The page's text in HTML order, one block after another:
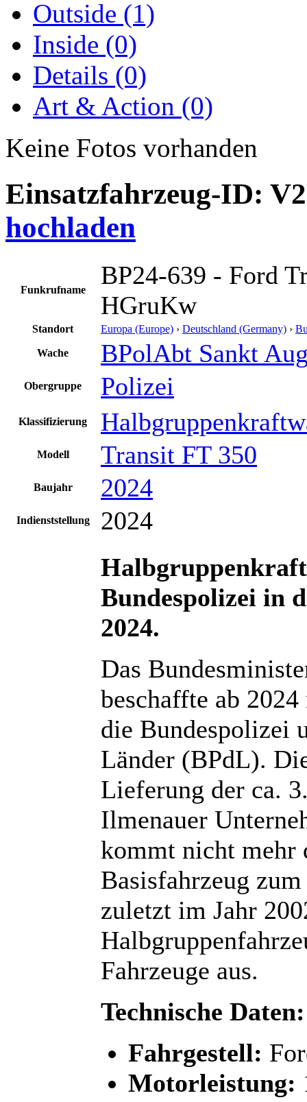
Outside (1)
Inside (0)
Details (0)
Art & Action (0)
Keine Fotos vorhanden
Einsatzfahrzeug-ID:
hochladen
Funkrufname
BP24-639 - Ford
HGruKw
Standort Europa (Europe) › Deutschland (Germany) ›
Wache BPolAbt Sankt
Obergruppe Polizei
Klassifizierung
Modell Transit FT 350
Baujahr 2024
Indienststellung
2024
Bundespolizei in
2024.
Das
beschaffte ab
die Bundespolizei
Länder (BPdL).
Lieferung der ca.
Ilmenauer
kommt nicht mehr
Basisfahrzeug
zuletzt im Jahr
Fahrzeuge aus.
Technische Daten:
Fahrgestell:
Motorleistung: